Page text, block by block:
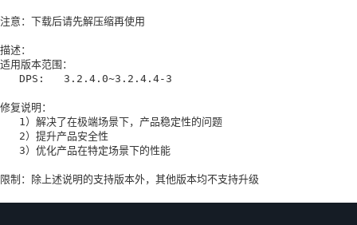
注意：下载后请先解压缩再使用
描述：
适用版本范围：
   DPS:   3.2.4.0~3.2.4.4-3
修复说明：
   1）解决了在极端场景下，产品稳定性的问题
   2）提升产品安全性
   3）优化产品在特定场景下的性能